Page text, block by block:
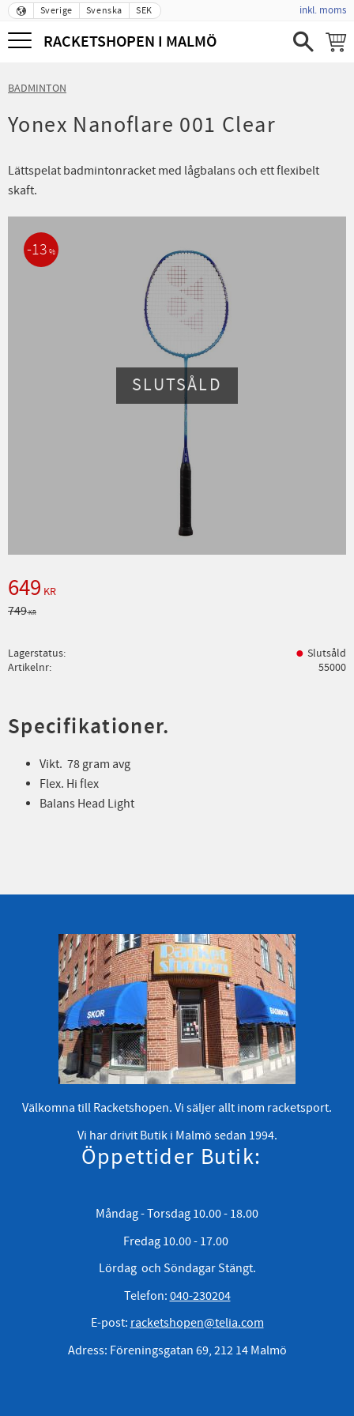
Meny
Sverige Svenska SEK inkl. moms
RACKETSHOPEN I MALMÖ
BADMINTON
Yonex Nanoflare 001 Clear
Lättspelat badmintonracket med lågbalans och ett flexibelt
skaft.
SLUTSÅLD
13 %
Nedsatt pris:
649 KR
Ordinarie pris:
749KR
Lagerstatus
Slutsåld
Artikelnr
55000
Specifikationer.
Vikt. 78 gram avg
Flex. Hi flex
Balans Head Light
Välkomna till Racketshopen. Vi säljer allt inom racketsport.
Vi har drivit Butik i Malmö sedan 1994.
Öppettider Butik:
Måndag - Torsdag 10.00 - 18.00
Fredag 10.00 - 17.00
Lördag och Söndagar Stängt.
Telefon: 040-230204
E-post: racketshopen@telia.com
Adress: Föreningsgatan 69, 212 14 Malmö